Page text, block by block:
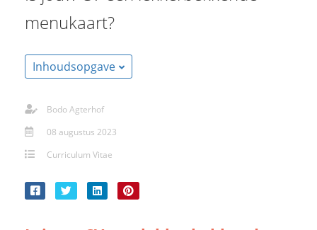
menukaart?
Inhoudsopgave
Bodo Agterhof
08 augustus 2023
Curriculum Vitae
worden
over
van